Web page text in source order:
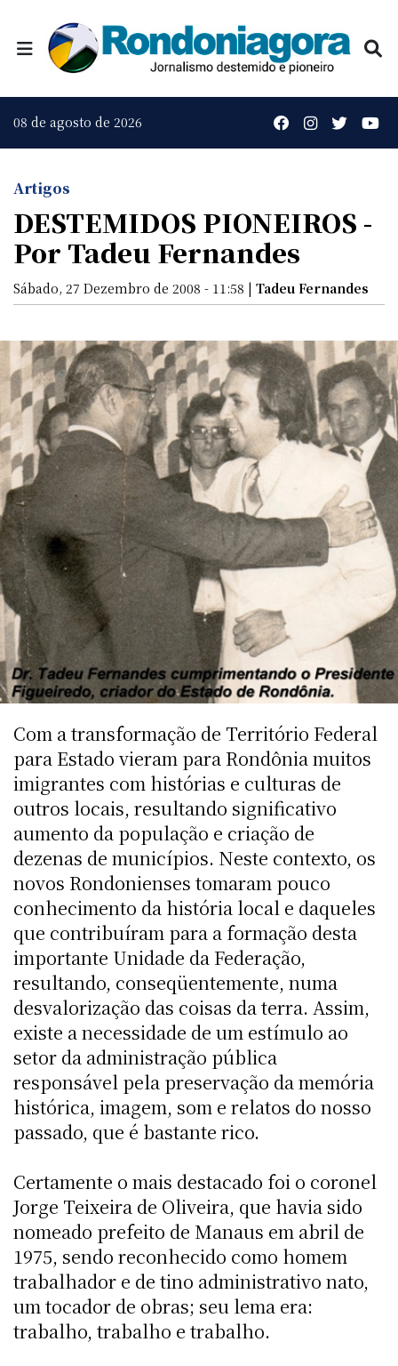
08 de agosto de 2026
Artigos
DESTEMIDOS PIONEIROS -
Por Tadeu Fernandes
Sábado, 27 Dezembro de 2008 - 11:58 | Tadeu Fernandes
Com a transformação de Território Federal
para Estado vieram para Rondônia muitos
imigrantes com histórias e culturas de
outros locais, resultando significativo
aumento da população e criação de
dezenas de municípios. Neste contexto, os
novos Rondonienses tomaram pouco
conhecimento da história local e daqueles
que contribuíram para a formação desta
importante Unidade da Federação,
resultando, conseqüentemente, numa
desvalorização das coisas da terra. Assim,
existe a necessidade de um estímulo ao
setor da administração pública
responsável pela preservação da memória
histórica, imagem, som e relatos do nosso
passado, que é bastante rico.
Certamente o mais destacado foi o coronel
Jorge Teixeira de Oliveira, que havia sido
nomeado prefeito de Manaus em abril de
1975, sendo reconhecido como homem
trabalhador e de tino administrativo nato,
um tocador de obras; seu lema era:
trabalho, trabalho e trabalho.